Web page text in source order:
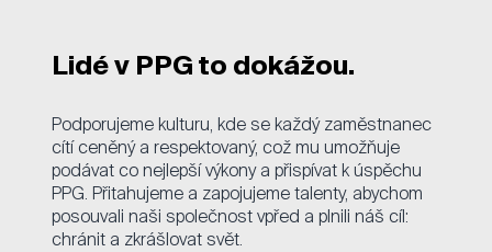
Lidé v PPG to dokážou.
Podporujeme kulturu, kde se každý zaměstnanec
cítí ceněný a respektovaný, což mu umožňuje
podávat co nejlepší výkony a přispívat k úspěchu
PPG. Přitahujeme a zapojujeme talenty, abychom
posouvali naši společnost vpřed a plnili náš cíl:
chránit a zkrášlovat svět.